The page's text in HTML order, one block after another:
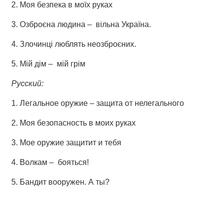
2. Моя безпека в моїх руках
3. Озброєна людина – вільна Україна.
4. Злочинці люблять неозброєних.
5. Мій дім – мій грім
Русский:
1. Легальное оружие – защита от нелегального
2. Моя безопасность в моих руках
3. Мое оружие защитит и тебя
4. Волкам – бояться!
5. Бандит вооружен. А ты?